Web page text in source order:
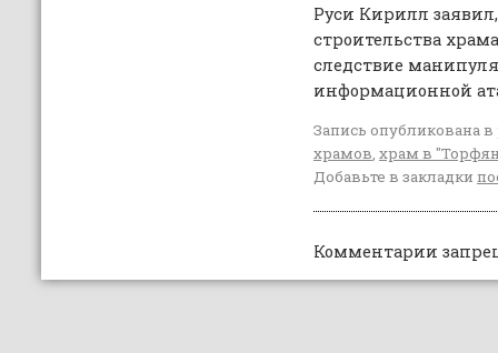
Руси Кирилл
строительства
следствие
информационной
Запись опубликована
храмов, храм в
Добавьте в закладки
Комментарии